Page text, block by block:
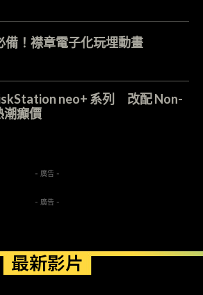
備！襟章電子化玩埋動畫
neo+ 系列 改配 Non-
潮癲價
- 廣告 -
- 廣告 -
最新影片